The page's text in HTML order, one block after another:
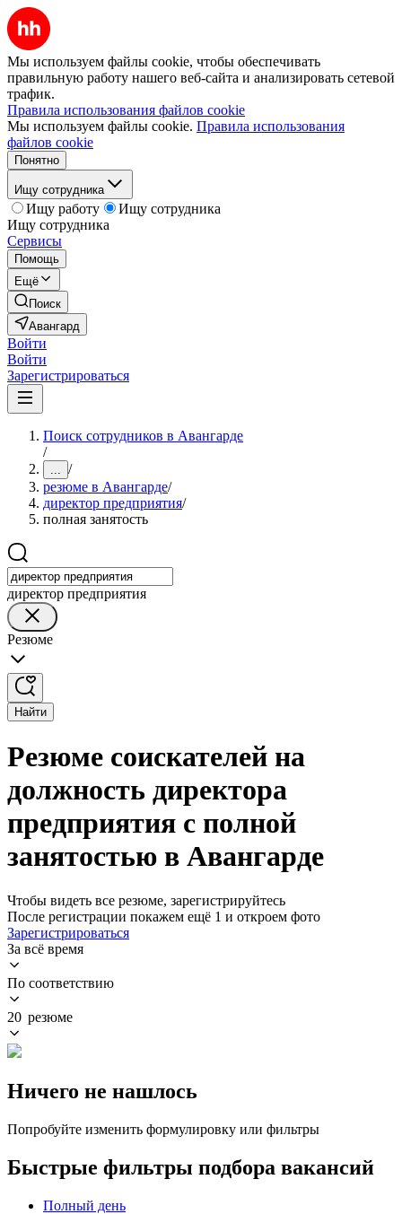
Мы используем файлы cookie, чтобы обеспечивать
правильную работу нашего веб-сайта и анализировать сетевой
трафик.
Правила использования файлов cookie
Мы используем файлы cookie. Правила использования
файлов cookie
Понятно
Ищу сотрудника
Ищу работу
Ищу сотрудника
Ищу сотрудника
Сервисы
Помощь
Ещё
Поиск
Авангард
Войти
Войти
Зарегистрироваться
Поиск сотрудников в Авангарде
/
... /
резюме в Авангарде/
директор предприятия/
полная занятость
директор предприятия
Резюме
Найти
Резюме соискателей на
должность директора
предприятия с полной
занятостью в Авангарде
Чтобы видеть все резюме, зарегистрируйтесь
После регистрации покажем ещё 1 и откроем фото
Зарегистрироваться
За всё время
По соответствию
20 резюме
Ничего не нашлось
Попробуйте изменить формулировку или фильтры
Быстрые фильтры подбора вакансий
Полный день